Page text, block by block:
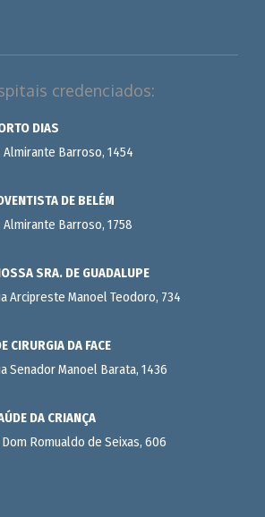
credenciados:
DIAS
Almirante Barroso, 1454
DE BELÉM
Almirante Barroso, 1758
SRA. DE GUADALUPE
Arcipreste Manoel Teodoro, 734
CIRURGIA DA FACE
Senador Manoel Barata, 1436
DA CRIANÇA
Dom Romualdo de Seixas, 606